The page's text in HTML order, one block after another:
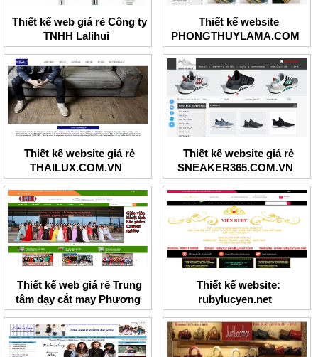
Thiết kế web giá rẻ Công ty
TNHH Lalihui
Thiết kế website
PHONGTHUYLAMA.COM
Thiết kế website giá rẻ
THAILUX.COM.VN
Thiết kế website giá rẻ
SNEAKER365.COM.VN
Thiết kế web giá rẻ Trung
tâm dạy cắt may Phương
Hoa
Thiết kế website:
rubylucyen.net